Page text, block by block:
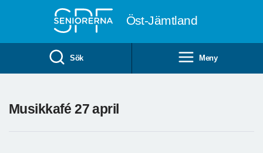
Öst-Jämtland
Sök Meny
Musikkafé 27 april